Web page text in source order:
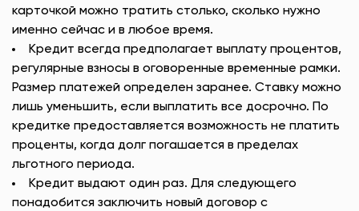
карточкой можно тратить столько, сколько нужно
именно сейчас и в любое время.
Кредит всегда предполагает выплату процентов,
регулярные взносы в оговоренные временные рамки.
Размер платежей определен заранее. Ставку можно
лишь уменьшить, если выплатить все досрочно. По
кредитке предоставляется возможность не платить
проценты, когда долг погашается в пределах
льготного периода.
Кредит выдают один раз. Для следующего
понадобится заключить новый договор с